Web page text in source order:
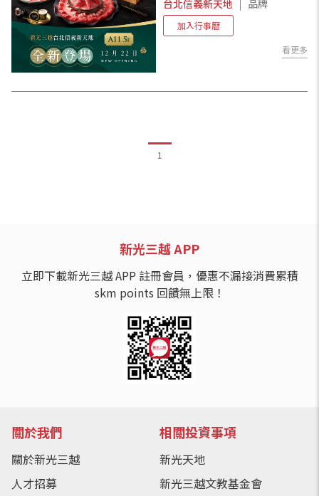
台北信義新天地 品牌
加入行事曆
看更多
1
新光三越 APP
立即下載新光三越 APP 註冊會員，優惠不漏接消費累積
skm points 回饋無上限！
關於我們
關於新光三越
人才招募
相關投資事項
新光天地
新光三越文教基金會